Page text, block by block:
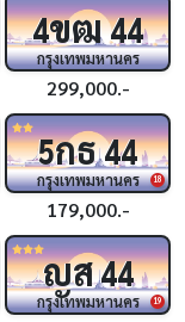
4ขฒ44
กรุงเทพมหานคร
299,000.-
18
5กธ44
กรุงเทพมหานคร
179,000.-
19
ญส44
กรุงเทพมหานคร